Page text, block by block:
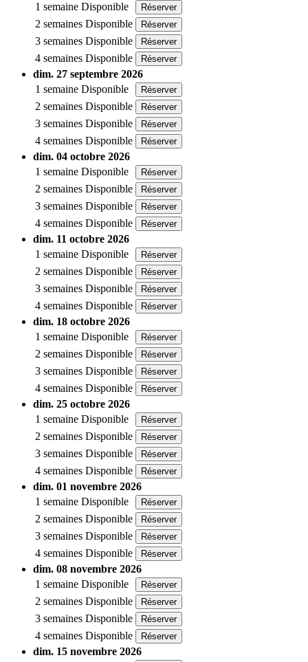
1 semaine Disponible Réserver
2 semaines Disponible Réserver
3 semaines Disponible Réserver
4 semaines Disponible Réserver
dim. 27 septembre 2026
1 semaine Disponible Réserver
2 semaines Disponible Réserver
3 semaines Disponible Réserver
4 semaines Disponible Réserver
dim. 04 octobre 2026
1 semaine Disponible Réserver
2 semaines Disponible Réserver
3 semaines Disponible Réserver
4 semaines Disponible Réserver
dim. 11 octobre 2026
1 semaine Disponible Réserver
2 semaines Disponible Réserver
3 semaines Disponible Réserver
4 semaines Disponible Réserver
dim. 18 octobre 2026
1 semaine Disponible Réserver
2 semaines Disponible Réserver
3 semaines Disponible Réserver
4 semaines Disponible Réserver
dim. 25 octobre 2026
1 semaine Disponible Réserver
2 semaines Disponible Réserver
3 semaines Disponible Réserver
4 semaines Disponible Réserver
dim. 01 novembre 2026
1 semaine Disponible Réserver
2 semaines Disponible Réserver
3 semaines Disponible Réserver
4 semaines Disponible Réserver
dim. 08 novembre 2026
1 semaine Disponible Réserver
2 semaines Disponible Réserver
3 semaines Disponible Réserver
4 semaines Disponible Réserver
dim. 15 novembre 2026